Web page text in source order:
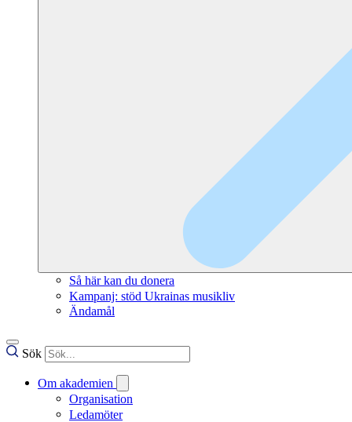
Så här kan du donera
Kampanj: stöd Ukrainas musikliv
Ändamål
Sök
Om akademien
Organisation
Ledamöter